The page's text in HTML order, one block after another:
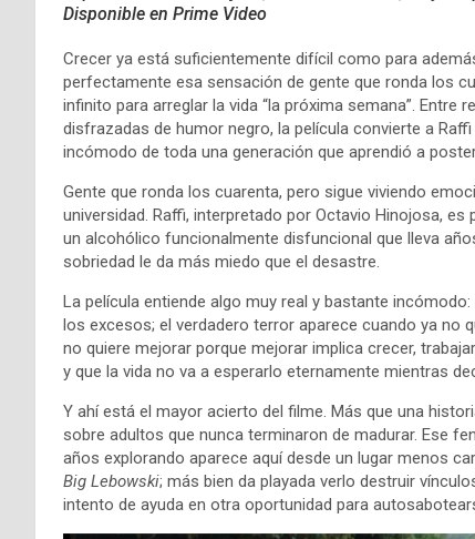
Disponible en Prime Video
Crecer ya está suficientemente difícil como para
perfectamente esa sensación de gente que ronda los
infinito para arreglar la vida “la próxima semana”.
disfrazadas de humor negro, la película convierte a
incómodo de toda una generación que aprendió a
Gente que ronda los cuarenta, pero sigue viviendo
universidad. Raffi, interpretado por Octavio Hinojosa, es
un alcohólico funcionalmente disfuncional que lleva
sobriedad le da más miedo que el desastre.
La película entiende algo muy real y bastante
los excesos; el verdadero terror aparece cuando ya no
no quiere mejorar porque mejorar implica crecer,
y que la vida no va a esperarlo eternamente mientras
Y ahí está el mayor acierto del filme. Más que una
sobre adultos que nunca terminaron de madurar. Ese
años explorando aparece aquí desde un lugar menos
Big Lebowski; más bien da playada verlo destruir
intento de ayuda en otra oportunidad para